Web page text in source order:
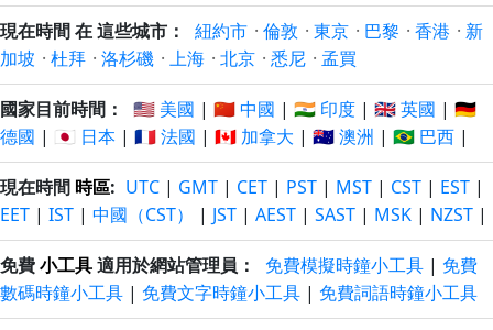
現在時間 在 這些城市： 紐約市 · 倫敦 · 東京 · 巴黎 · 香港 · 新
加坡 · 杜拜 · 洛杉磯 · 上海 · 北京 · 悉尼 · 孟買
國家目前時間： 🇺🇸 美國 | 🇨🇳 中國 | 🇮🇳 印度 | 🇬🇧 英國 | 🇩🇪
德國 | 🇯🇵 日本 | 🇫🇷 法國 | 🇨🇦 加拿大 | 🇦🇺 澳洲 | 🇧🇷 巴西 |
現在時間 時區: UTC | GMT | CET | PST | MST | CST | EST |
EET | IST | 中國（CST） | JST | AEST | SAST | MSK | NZST |
免費小工具適用於網站管理員： 免費模擬時鐘小工具 | 免費
數碼時鐘小工具 | 免費文字時鐘小工具 | 免費詞語時鐘小工具